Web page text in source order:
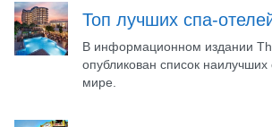
Топ лучших спа-
В информационном издании
опубликован список
мире.